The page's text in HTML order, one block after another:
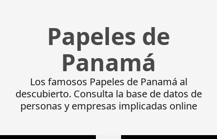
Papeles de
Panamá
Los famosos Papeles de Panamá al
descubierto. Consulta la base de datos de
personas y empresas implicadas online